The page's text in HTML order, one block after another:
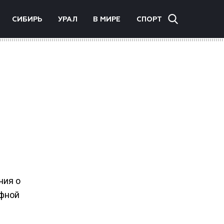
СИБИРЬ УРАЛ В МИРЕ СПОРТ
о